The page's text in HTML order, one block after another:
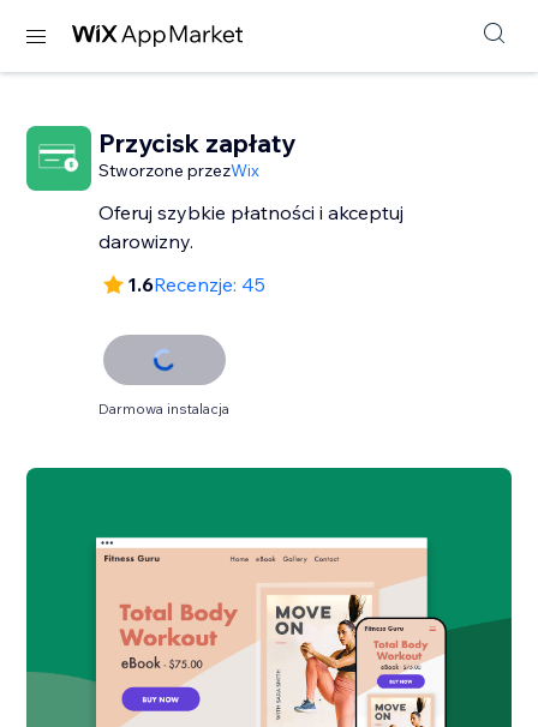
Przycisk zapłaty
Stworzone przezWix
Oferuj szybkie płatności i akceptuj
darowizny.
1.6Recenzje: 45
Darmowa instalacja